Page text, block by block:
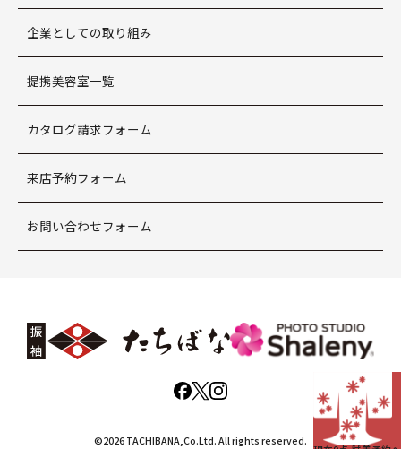
企業としての取り組み
提携美容室一覧
カタログ請求フォーム
来店予約フォーム
お問い合わせフォーム
©2026 TACHIBANA,Co.Ltd. All rights reserved.